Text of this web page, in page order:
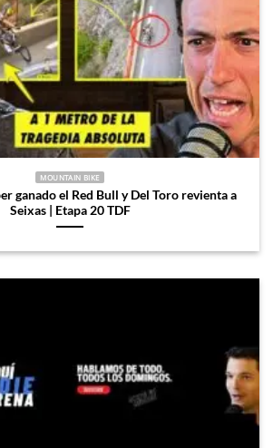
MOUNTAIN BIKE
ganado el Red Bull y Del Toro revienta a
Seixas | Etapa 20 TDF